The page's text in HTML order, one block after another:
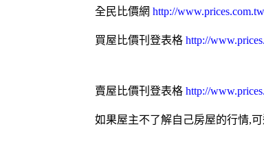
全民比價網 http://
買屋比價刊登表格 http://
賣屋比價刊登表格 http://
如果屋主不了解自己房屋的行情,